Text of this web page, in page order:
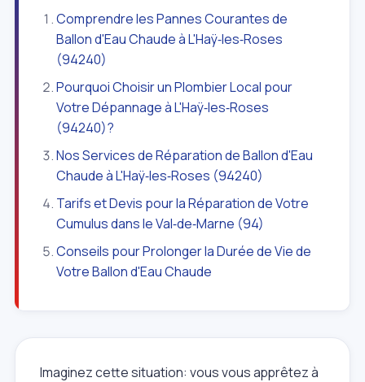
Comprendre les Pannes Courantes de
Ballon d'Eau Chaude à L'Haÿ‑les‑Roses
(94240)
Pourquoi Choisir un Plombier Local pour
Votre Dépannage à L'Haÿ‑les‑Roses
(94240)?
Nos Services de Réparation de Ballon d'Eau
Chaude à L'Haÿ‑les‑Roses (94240)
Tarifs et Devis pour la Réparation de Votre
Cumulus dans le Val‑de‑Marne (94)
Conseils pour Prolonger la Durée de Vie de
Votre Ballon d'Eau Chaude
Imaginez cette situation: vous vous apprêtez à